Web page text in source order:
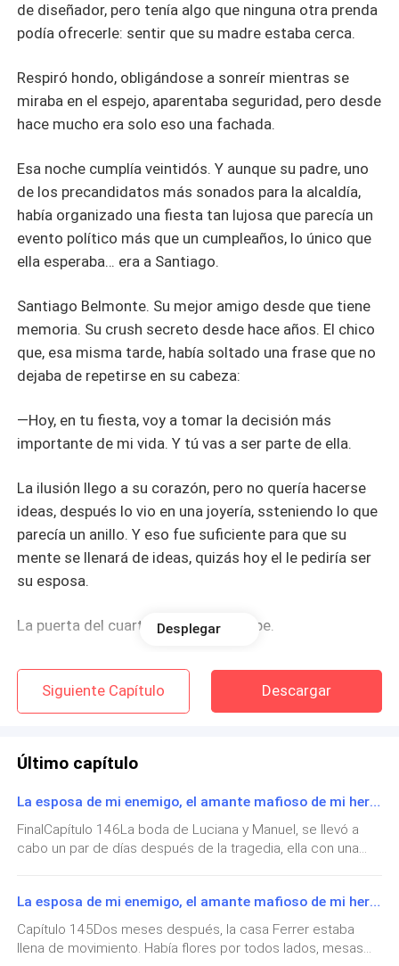
de diseñador, pero tenía algo que ninguna otra prenda
podía ofrecerle: sentir que su madre estaba cerca.
Respiró hondo, obligándose a sonreír mientras se
miraba en el espejo, aparentaba seguridad, pero desde
hace mucho era solo eso una fachada.
Esa noche cumplía veintidós. Y aunque su padre, uno
de los precandidatos más sonados para la alcaldía,
había organizado una fiesta tan lujosa que parecía un
evento político más que un cumpleaños, lo único que
ella esperaba… era a Santiago.
Santiago Belmonte. Su mejor amigo desde que tiene
memoria. Su crush secreto desde hace años. El chico
que, esa misma tarde, había soltado una frase que no
dejaba de repetirse en su cabeza:
—Hoy, en tu fiesta, voy a tomar la decisión más
importante de mi vida. Y tú vas a ser parte de ella.
La ilusión llego a su corazón, pero no quería hacerse
ideas, después lo vio en una joyería, ssteniendo lo que
parecía un anillo. Y eso fue suficiente para que su
mente se llenará de ideas, quizás hoy el le pediría ser
su esposa.
La puerta del cuarto se abrió de golpe.
—Ese vestido te queda horrible —soltó Adriana, su
media hermana, con esa sonrisa venenosa que ya le
conocía. La examinó de pies a cabeza con una mirada
comentarios tantas veces que ya deberían resbalarle,
pero dolían igual.
fingiendo tranquilidad aunque su voz pudo decir esa
frase.
Desplegar
Siguiente Capítulo Descargar
Último capítulo
La esposa de mi enemigo, el amante mafioso de mi hermana FIN DE LA TRAGEDIA
FinalCapítulo 146La boda de Luciana y Manuel, se llevó a
cabo un par de días después de la tragedia, ella con una
de alegría, por fin, la familia Ferrer tendría una nueva
generación limpia de ese negocio que solo cobro la vida de
las personas más importantes para ellos.Vicente fue
operado en Estados Unidos, por un grupo de especialistas,
La esposa de mi enemigo, el amante mafioso de mi hermana SIN NADA
Capítulo 145Dos meses después, la casa Ferrer estaba
llena de movimiento. Había flores por todos lados, mesas